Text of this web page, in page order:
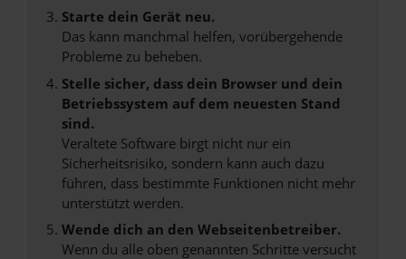
Starte dein Gerät neu.
Das kann manchmal helfen, vorübergehende
Probleme zu beheben.
Stelle sicher, dass dein Browser und dein
Betriebssystem auf dem neuesten Stand
sind.
Veraltete Software birgt nicht nur ein
Sicherheitsrisiko, sondern kann auch dazu
führen, dass bestimmte Funktionen nicht mehr
unterstützt werden.
Wende dich an den Webseitenbetreiber.
Wenn du alle oben genannten Schritte versucht